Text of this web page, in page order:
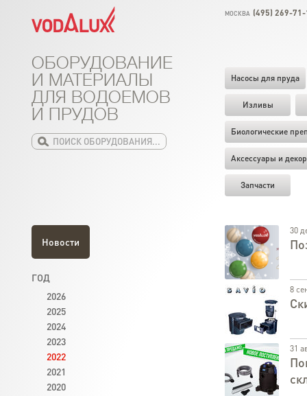
МОСКВА (495) 269-
Насосы для пруда
Изливы
Биологические
Аксессуары и декор
Запчасти
ОБОРУДОВАНИЕ
И МАТЕРИАЛЫ
ДЛЯ ВОДОЕМОВ
И ПРУДОВ
30
8
31
Новости
ГОД
2026
2025
2024
2023
2022
2021
2020